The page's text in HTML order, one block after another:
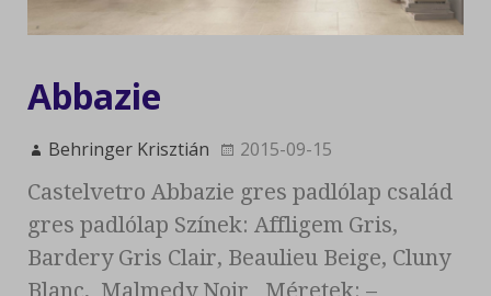
Abbazie
Behringer Krisztián 2015-09-15
Castelvetro Abbazie gres padlólap család
gres padlólap Színek: Affligem Gris,
Bardery Gris Clair, Beaulieu Beige, Cluny
Blanc, Malmedy Noir Méretek: –